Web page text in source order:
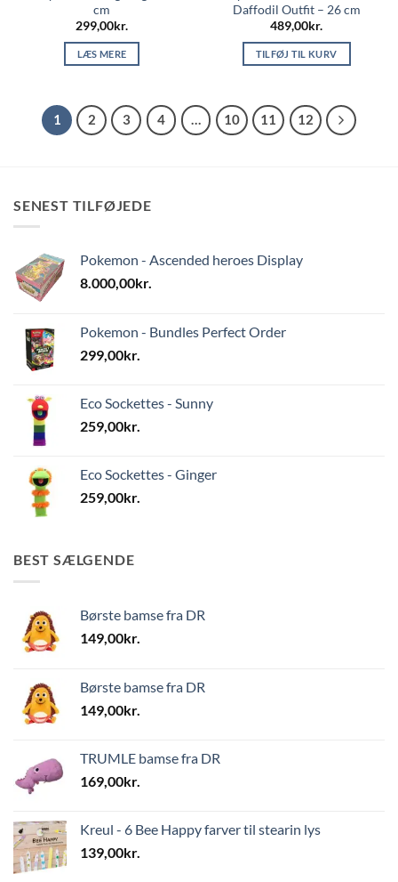
cm
299,00kr.
LÆS MERE
Daffodil Outfit – 26 cm
489,00kr.
TILFØJ TIL KURV
1 2 3 4 … 10 11 12
SENEST TILFØJEDE
Pokemon - Ascended heroes Display
8.000,00kr.
Pokemon - Bundles Perfect Order
299,00kr.
Eco Sockettes - Sunny
259,00kr.
Eco Sockettes - Ginger
259,00kr.
BEST SÆLGENDE
Børste bamse fra DR
149,00kr.
Børste bamse fra DR
149,00kr.
TRUMLE bamse fra DR
169,00kr.
Kreul - 6 Bee Happy farver til stearin lys
139,00kr.